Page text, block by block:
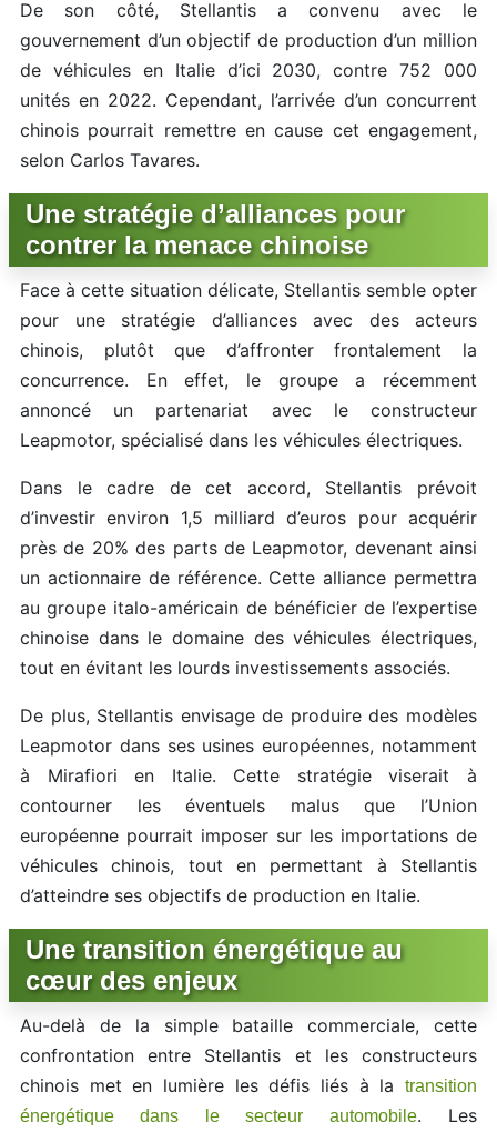
De son côté, Stellantis a convenu avec le
gouvernement d’un objectif de production d’un million
de véhicules en Italie d’ici 2030, contre 752 000
unités en 2022. Cependant, l’arrivée d’un concurrent
chinois pourrait remettre en cause cet engagement,
selon Carlos Tavares.
Une stratégie d’alliances pour
contrer la menace chinoise
Face à cette situation délicate, Stellantis semble opter
pour une stratégie d’alliances avec des acteurs
chinois, plutôt que d’affronter frontalement la
concurrence. En effet, le groupe a récemment
annoncé un partenariat avec le constructeur
Leapmotor, spécialisé dans les véhicules électriques.
Dans le cadre de cet accord, Stellantis prévoit
d’investir environ 1,5 milliard d’euros pour acquérir
près de 20% des parts de Leapmotor, devenant ainsi
un actionnaire de référence. Cette alliance permettra
au groupe italo-américain de bénéficier de l’expertise
chinoise dans le domaine des véhicules électriques,
tout en évitant les lourds investissements associés.
De plus, Stellantis envisage de produire des modèles
Leapmotor dans ses usines européennes, notamment
à Mirafiori en Italie. Cette stratégie viserait à
contourner les éventuels malus que l’Union
européenne pourrait imposer sur les importations de
véhicules chinois, tout en permettant à Stellantis
d’atteindre ses objectifs de production en Italie.
Une transition énergétique au
cœur des enjeux
Au-delà de la simple bataille commerciale, cette
confrontation entre Stellantis et les constructeurs
chinois met en lumière les défis liés à la transition
énergétique dans le secteur automobile. Les